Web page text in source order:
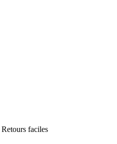
Retours faciles